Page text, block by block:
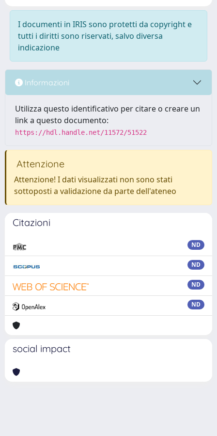
I documenti in IRIS sono protetti da copyright e
tutti i diritti sono riservati, salvo diversa
indicazione
Informazioni
Utilizza questo identificativo per citare o creare un
link a questo documento:
https://hdl.handle.net/11572/51522
Attenzione
Attenzione! I dati visualizzati non sono stati
sottoposti a validazione da parte dell'ateneo
Citazioni
ND
ND
ND
ND
social impact